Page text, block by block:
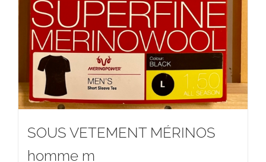
SOUS VETEMENT MÉRINOS
homme m